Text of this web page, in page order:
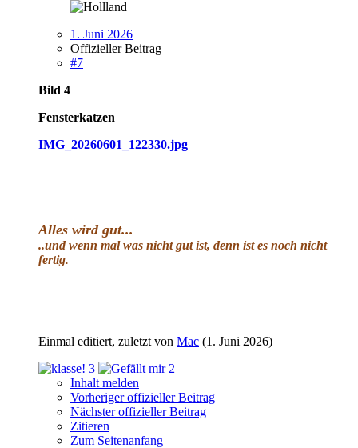
1. Juni 2026
Offizieller Beitrag
#7
Bild 4
Fensterkatzen
IMG_20260601_122330.jpg
Alles wird gut...
..und wenn mal was nicht gut ist, denn ist es noch nicht
fertig.
Einmal editiert, zuletzt von Mac (1. Juni 2026)
3
2
Inhalt melden
Vorheriger offizieller Beitrag
Nächster offizieller Beitrag
Zitieren
Zum Seitenanfang